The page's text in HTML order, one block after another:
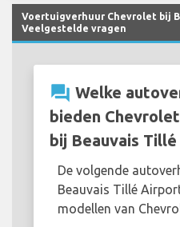
Voertuigverhuur Chevrolet bij
Veelgestelde vragen
question_answer Welke
bieden
bij Beauvais
De volgende
Beauvais Tillé
modellen van